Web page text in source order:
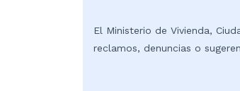
El Ministerio de Vivienda,
reclamos, denuncias o